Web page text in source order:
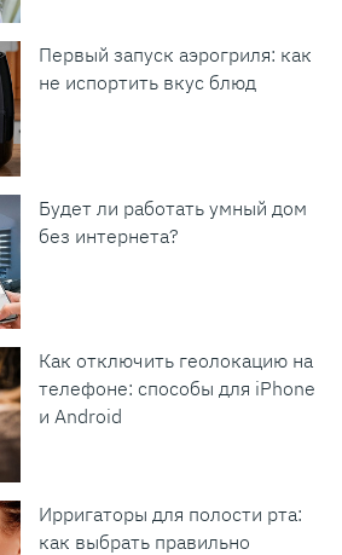
Первый запуск аэрогриля: как
не испортить вкус блюд
Будет ли работать умный дом
без интернета?
Как отключить геолокацию на
телефоне: способы для iPhone
и Android
Ирригаторы для полости рта:
как выбрать правильно